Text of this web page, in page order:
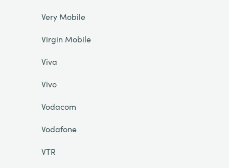
Very Mobile
Virgin Mobile
Viva
Vivo
Vodacom
Vodafone
VTR